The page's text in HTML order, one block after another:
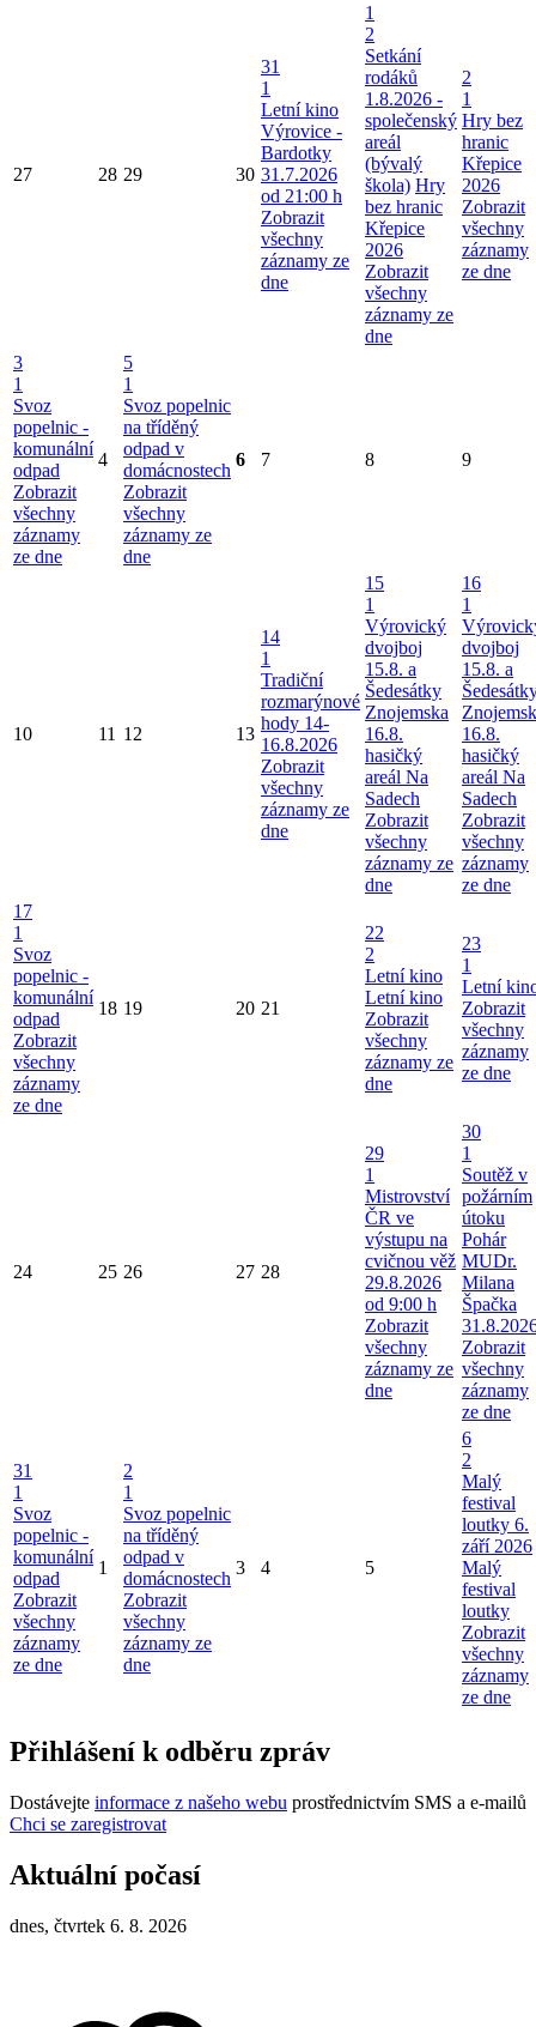
27 28 29 30
31
1
Letní kino
Výrovice -
Bardotky
31.7.2026
od 21:00 h
Zobrazit
všechny
záznamy ze
dne
1
2
Setkání
rodáků
1.8.2026 -
společenský
areál
(bývalý
škola) Hry
bez hranic
Křepice
2026
Zobrazit
všechny
záznamy ze
dne
2
1
Hry bez
hranic
Křepice
2026
Zobrazit
všechny
záznamy
ze dne
3
1
Svoz
popelnic -
komunální
odpad
Zobrazit
všechny
záznamy
ze dne
4
5
1
Svoz popelnic
na tříděný
odpad v
domácnostech
Zobrazit
všechny
záznamy ze
dne
6 7 8 9
10 11 12 13
14
1
Tradiční
rozmarýnové
hody 14-
16.8.2026
Zobrazit
všechny
záznamy ze
dne
15
1
Výrovický
dvojboj
15.8. a
Šedesátky
Znojemska
16.8.
hasičký
areál Na
Sadech
Zobrazit
všechny
záznamy ze
dne
16
1
dvojboj
15.8. a
16.8.
hasičký
areál Na
Sadech
Zobrazit
všechny
záznamy
ze dne
17
1
Svoz
popelnic -
komunální
odpad
Zobrazit
všechny
záznamy
ze dne
18 19 20 21
22
2
Letní kino
Letní kino
Zobrazit
všechny
záznamy ze
dne
23
1
Letní
Zobrazit
všechny
záznamy
ze dne
24 25 26 27 28
29
1
Mistrovství
ČR ve
výstupu na
cvičnou věž
29.8.2026
od 9:00 h
Zobrazit
všechny
záznamy ze
dne
30
1
Soutěž v
požárním
útoku
Pohár
MUDr.
Milana
Špačka
Zobrazit
všechny
záznamy
ze dne
31
1
Svoz
popelnic -
komunální
odpad
Zobrazit
všechny
záznamy
ze dne
1
2
1
Svoz popelnic
na tříděný
odpad v
domácnostech
Zobrazit
všechny
záznamy ze
dne
3 4 5
6
2
Malý
festival
loutky 6.
září 2026
Malý
festival
loutky
Zobrazit
všechny
záznamy
ze dne
Přihlášení k odběru zpráv
Dostávejte informace z našeho webu prostřednictvím SMS a e-mailů
Chci se zaregistrovat
Aktuální počasí
dnes, čtvrtek 6. 8. 2026